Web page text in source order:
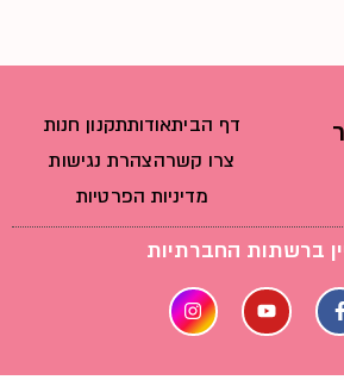
דף הביתאודותתקנון חנות
צרו קשרהצהרת נגישות
מדיניות הפרטיות
ברשתות החברתיות